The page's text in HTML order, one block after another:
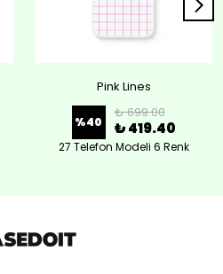
Pink Lines
%40
₺ 699.00
₺ 419.40
27 Telefon Modeli 6 Renk